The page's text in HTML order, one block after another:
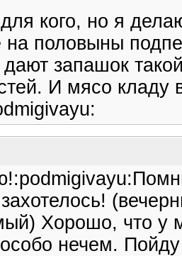
кого, но я
на половыны
дают запашок
И мясо кладу
Хорошо, что у
особо нечем.